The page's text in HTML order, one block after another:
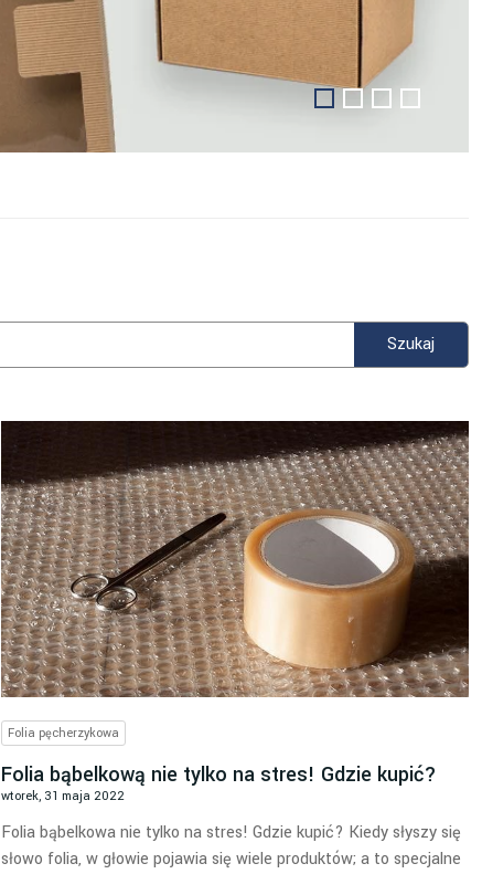
Folia pęcherzykowa
Folia bąbelkową nie tylko na stres! Gdzie kupić?
wtorek, 31 maja 2022
Folia bąbelkowa nie tylko na stres! Gdzie kupić? Kiedy słyszy się
słowo folia, w głowie pojawia się wiele produktów; a to specjalne